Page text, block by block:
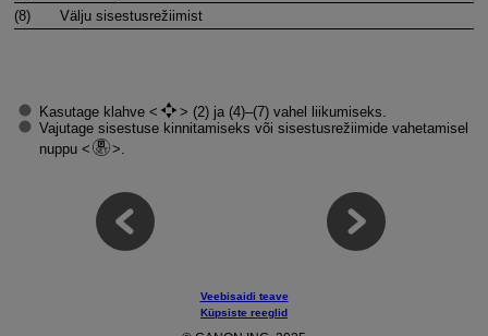
(8)
Välju sisestusrežiimist
Kasutage klahve
(2) ja (4)–(7) vahel liikumiseks.
Vajutage sisestuse kinnitamiseks või sisestusrežiimide vahetamisel
nuppu
Veebisaidi teave
Küpsiste reeglid